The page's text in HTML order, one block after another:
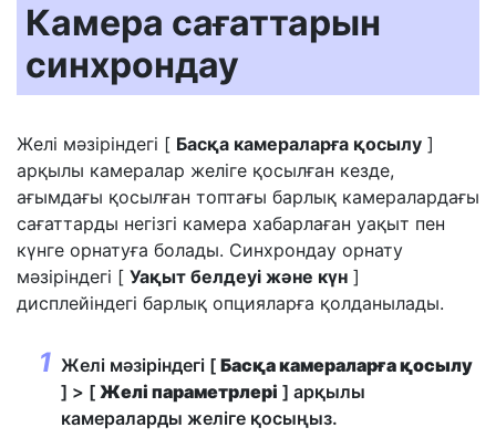
Камера сағаттарын
синхрондау
Желі мәзіріндегі [ Басқа камераларға қосылу ]
арқылы камералар желіге қосылған кезде,
ағымдағы қосылған топтағы барлық камералардағы
сағаттарды негізгі камера хабарлаған уақыт пен
күнге орнатуға болады. Синхрондау орнату
мәзіріндегі [ Уақыт белдеуі және күн ]
дисплейіндегі барлық опцияларға қолданылады.
Желі мәзіріндегі [ Басқа камераларға қосылу
] > [ Желі параметрлері ] арқылы
камераларды желіге қосыңыз.